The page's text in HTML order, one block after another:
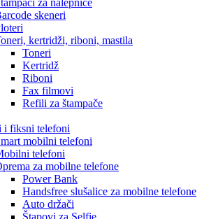
skeneri
kertridži, riboni, mastila
Toneri
Kertridž
Riboni
Fax filmovi
Refili za štampače
i fiksni telefoni
mobilni telefoni
telefoni
za mobilne telefone
Power Bank
Handsfree slušalice za mobilne telefone
Auto držači
Štapovi za Selfie